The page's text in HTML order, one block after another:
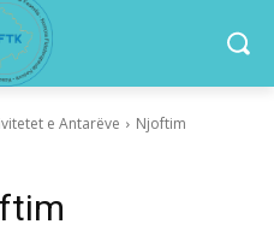
e Antarëve Njoftim